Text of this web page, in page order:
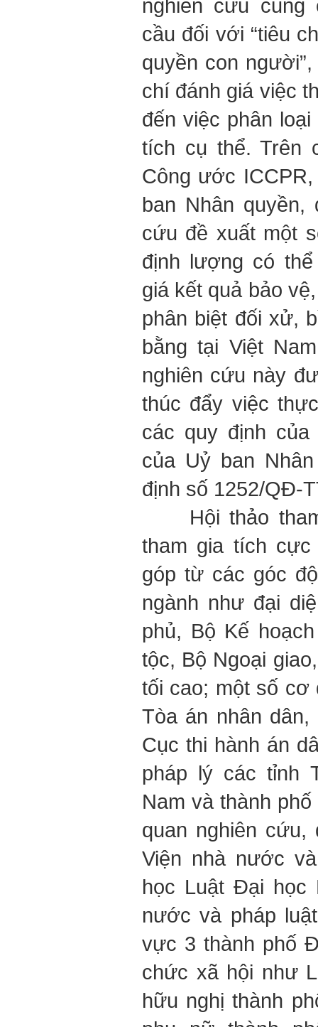
nghiên cứu cung
cầu đối với “tiêu
quyền con
chí đánh giá việc
đến việc phân
tích cụ thể. Trên
Công ước
ban Nhân quyền,
cứu đề xuất một
định lượng có
giá kết quả bảo
phân biệt đối xử,
bằng tại Việt
nghiên cứu này
thúc đẩy việc
các quy định
của Uỷ ban
định số 1252/QĐ-
Hội thảo tham
tham gia tích
góp từ các góc
ngành như đại
phủ, Bộ Kế
tộc, Bộ Ngoại
tối cao; một số cơ
Tòa án nhân
Cục thi hành án
pháp lý các tỉnh
Nam và thành
quan nghiên cứu,
Viện nhà nước
học Luật Đại học
nước và pháp
vực 3 thành phố
chức xã hội như
hữu nghị thành